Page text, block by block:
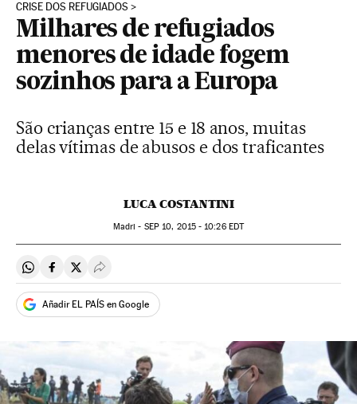
CRISE DOS REFUGIADOS
Milhares de refugiados
menores de idade fogem
sozinhos para a Europa
São crianças entre 15 e 18 anos, muitas
delas vítimas de abusos e dos traficantes
LUCA COSTANTINI
Madri - SEP 10, 2015 - 10:26EDT
Compartir en Whatsapp
Compartir en Facebook
Compartir en Twitter
Desplegar Redes Sociales
Añadir EL PAÍS en Google